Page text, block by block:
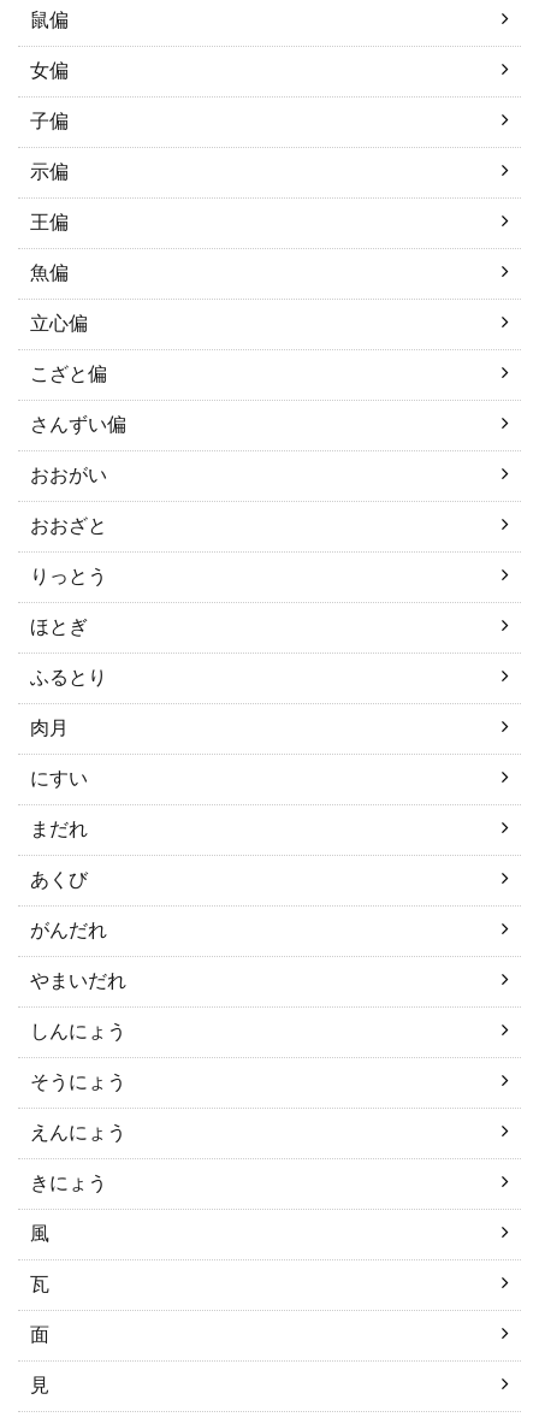
鼠偏
女偏
子偏
示偏
王偏
魚偏
立心偏
こざと偏
さんずい偏
おおがい
おおざと
りっとう
ほとぎ
ふるとり
肉月
にすい
まだれ
あくび
がんだれ
やまいだれ
しんにょう
そうにょう
えんにょう
きにょう
風
瓦
面
見